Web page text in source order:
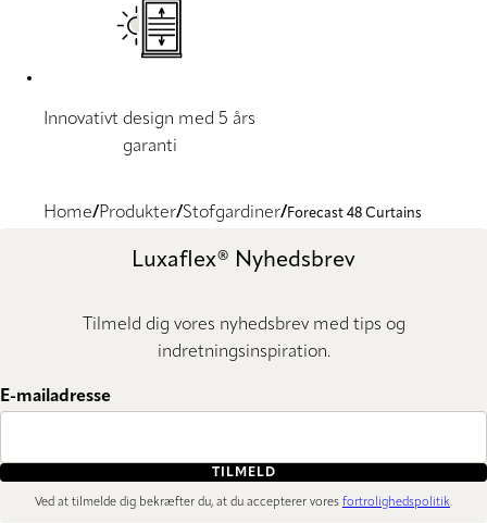
Innovativt design med 5 års
garanti
Home Produkter Stofgardiner Forecast 48 Curtains
Luxaflex® Nyhedsbrev
Tilmeld dig vores nyhedsbrev med tips og
indretningsinspiration.
E-mailadresse
TILMELD
Ved at tilmelde dig bekræfter du, at du accepterer vores fortrolighedspolitik.